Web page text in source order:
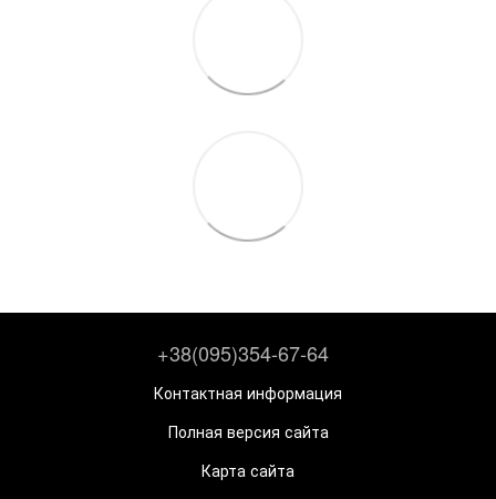
+38(095)354-67-64
Контактная информация
Полная версия сайта
Карта сайта